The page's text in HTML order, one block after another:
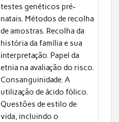
testes genéticos pré-
natais. Métodos de recolha
de amostras. Recolha da
história da família e sua
interpretação. Papel da
etnia na avaliação do risco.
Consanguinidade. A
utilização de ácido fólico.
Questões de estilo de
vida, incluindo o